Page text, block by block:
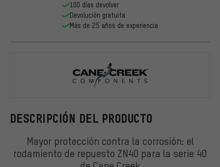
DESCRIPCIÓN DEL PRODUCTO
Mayor protección contra la corrosión: el
rodamiento de repuesto ZN40 para la serie 40
100 días devolver
Devolución gratuita
Más de 25 años de experiencia